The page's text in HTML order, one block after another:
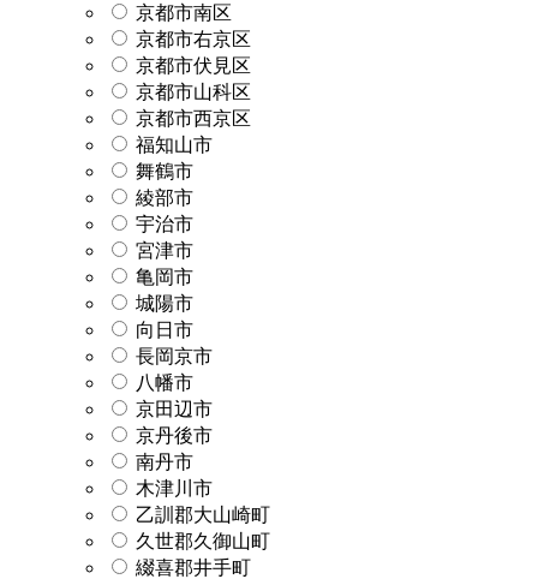
京都市南区
京都市右京区
京都市伏見区
京都市山科区
京都市西京区
福知山市
舞鶴市
綾部市
宇治市
宮津市
亀岡市
城陽市
向日市
長岡京市
八幡市
京田辺市
京丹後市
南丹市
木津川市
乙訓郡大山崎町
久世郡久御山町
綴喜郡井手町